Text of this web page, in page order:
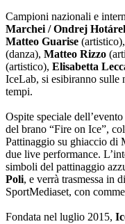
Campioni nazionali e
Marchei / Ondrej
Matteo Guarise (artistico),
(danza), Matteo Rizzo
(artistico), Elisabetta
IceLab, si esibiranno
tempi.
Ospite speciale
del brano “Fire on Ice”,
Pattinaggio su ghiaccio di
due live performance.
simboli del pattinaggio
Poli, e verrà trasmessa in
SportMediaset, con
Fondata nel luglio 2015,